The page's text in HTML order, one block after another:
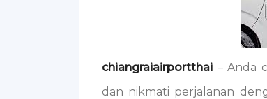
chiangraiairportthai – Anda
dan nikmati perjalanan